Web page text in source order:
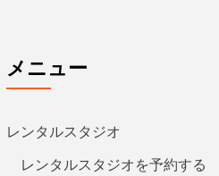
メニュー
レンタルスタジオ
レンタルスタジオを予約する